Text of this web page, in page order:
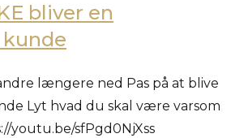
bliver en
længere ned Pas på at blive
Lyt hvad du skal være varsom
youtu.be/sfPgd0NjXss